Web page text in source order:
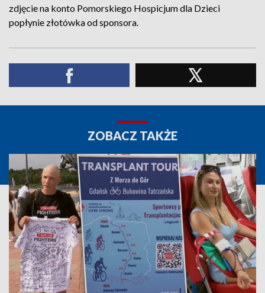
zdjęcie na konto Pomorskiego Hospicjum dla Dzieci
popłynie złotówka od sponsora.
ZOBACZ TAKŻE